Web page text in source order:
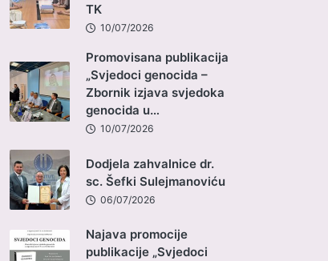
TK
10/07/2026
Promovisana publikacija
„Svjedoci genocida –
Zbornik izjava svjedoka
genocida u…
10/07/2026
Dodjela zahvalnice dr.
sc. Šefki Sulejmanoviću
06/07/2026
Najava promocije
publikacije „Svjedoci